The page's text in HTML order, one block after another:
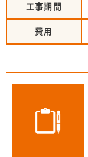
工事期間
費用